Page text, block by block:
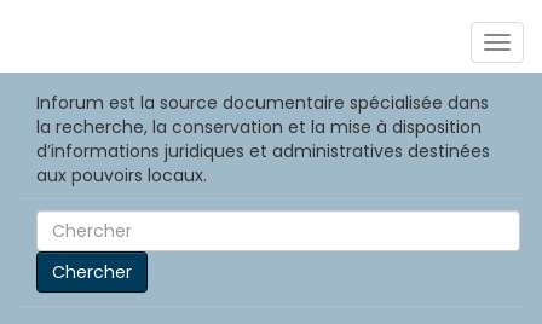
Inforum est la source documentaire spécialisée dans
la recherche, la conservation et la mise à disposition
d’informations juridiques et administratives destinées
aux pouvoirs locaux.
Chercher